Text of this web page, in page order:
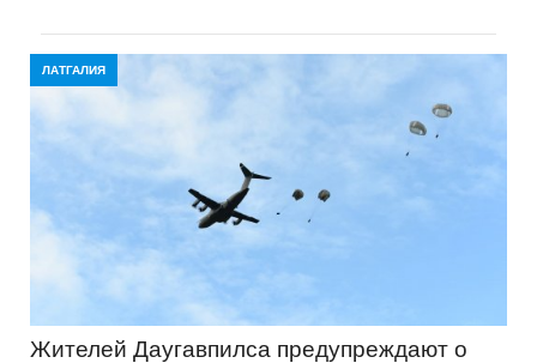
ЛАТГАЛИЯ
Жителей Даугавпилса предупреждают о